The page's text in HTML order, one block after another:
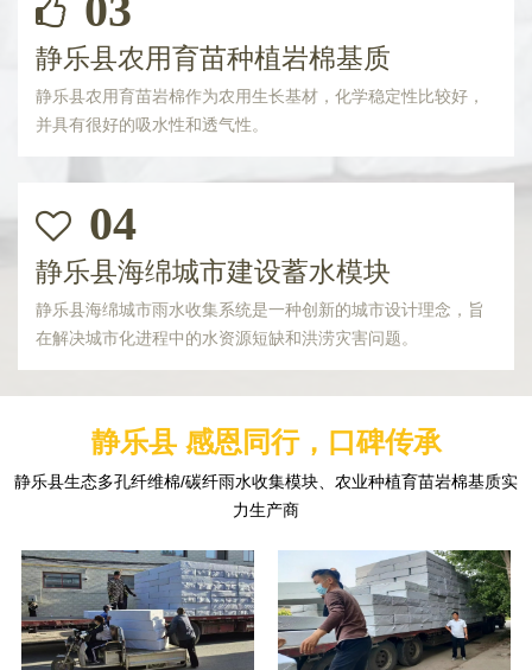
静乐县农用育苗种植岩棉基质
静乐县农用育苗岩棉作为农用生长基材，化学稳定性比较好，
并具有很好的吸水性和透气性。
04
静乐县海绵城市建设蓄水模块
静乐县海绵城市雨水收集系统是一种创新的城市设计理念，旨
在解决城市化进程中的水资源短缺和洪涝灾害问题。
静乐县 感恩同行，口碑传承
静乐县生态多孔纤维棉/碳纤雨水收集模块、农业种植育苗岩棉基质实
力生产商